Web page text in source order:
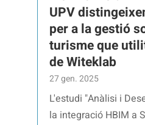
UPV
per a la gestió
turisme que
de Witeklab
27 gen. 2025
L'estudi "Anàlisi i
la integració HBIM a